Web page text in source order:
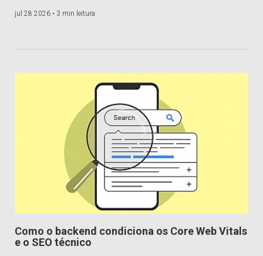
jul 28 2026 • 3 min leitura
Como o backend condiciona os Core Web Vitals
e o SEO técnico